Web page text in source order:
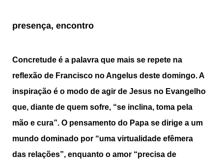
presença, encontro
Concretude é a palavra que mais se repete na
reflexão de Francisco no Angelus deste domingo. A
inspiração é o modo de agir de Jesus no Evangelho
que, diante de quem sofre, “se inclina, toma pela
mão e cura”. O pensamento do Papa se dirige a um
mundo dominado por “uma virtualidade efêmera
das relações”, enquanto o amor “precisa de